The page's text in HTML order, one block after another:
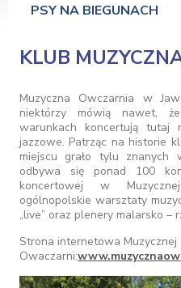
PSY NA BIEGUNACH
KLUB
Muzyczna Owczarnia w
niektórzy mówią nawet,
warunkach koncertują tutaj
jazzowe. Patrząc na historie
miejscu grało tylu
odbywa się ponad 100
koncertowej w
ogólnopolskie warsztaty
„live” oraz plenery malarsko –
Strona internetowa Muzycznej
Owaczarni: